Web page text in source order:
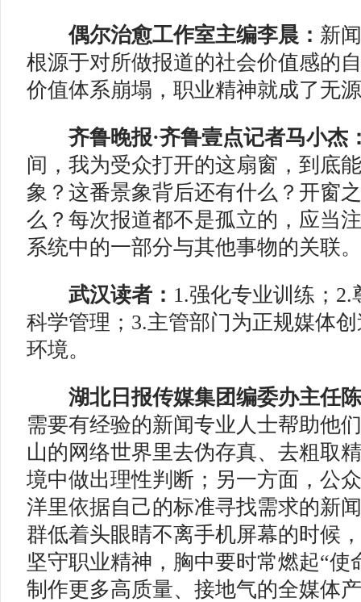
偶尔治愈工作室主编李晨： 新
根源于对所做报道的社会价值感的
价值体系崩塌，职业精神就成了无
齐鲁晚报·齐鲁壹点记者马小杰
间，我为受众打开的这扇窗，到底
象？这番景象背后还有什么？开窗
么？每次报道都不是孤立的，应当
系统中的一部分与其他事物的关联。
武汉读者： 1.强化专业训练；
科学管理；3.主管部门为正规媒体
环境。
湖北日报传媒集团编委办主任
需要有经验的新闻专业人士帮助他
山的网络世界里去伪存真、去粗取
境中做出理性判断；另一方面，公
洋里依据自己的标准寻找需求的新
群低着头眼睛不离手机屏幕的时候
坚守职业精神，胸中要时常燃起“使
制作更多高质量、接地气的全媒体